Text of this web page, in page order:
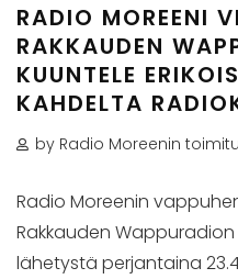
RADIO MOREENI
RAKKAUDEN
KUUNTELE
KAHDELTA
by Radio Moreenin
Radio Moreenin
Rakkauden
lähetystä perjantaina 23.4.